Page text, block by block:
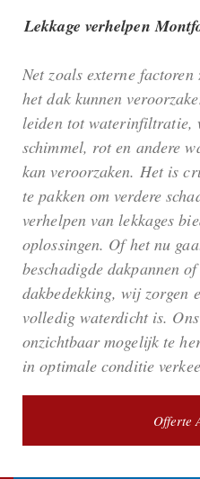
Lekkage verhelpen
Net zoals externe
het dak kunnen
leiden tot waterinfiltratie,
schimmel, rot en andere
kan veroorzaken. Het is
te pakken om verdere
verhelpen van lekkages
oplossingen. Of het nu
beschadigde dakpannen
dakbedekking, wij zorgen
volledig waterdicht is.
onzichtbaar mogelijk te
in optimale conditie
Offerte